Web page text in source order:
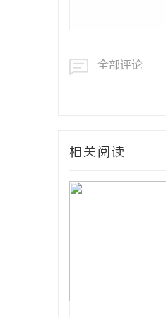
全部评论
相关阅读